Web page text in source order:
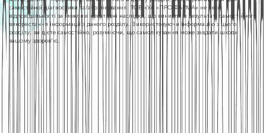
самостійної діагностики та/або лікування. ТОВ «УА «ПРО-ФАРМА» не несе
відповідальності за можливі негативні наслідки, що виникли в результаті самостійного
використання інформації з даного розділу. Використовуючи інформацію з цього
розділу, ви дієте самостійно, розуміючи, що самолікування може завдати шкоди
вашому здоров'ю.